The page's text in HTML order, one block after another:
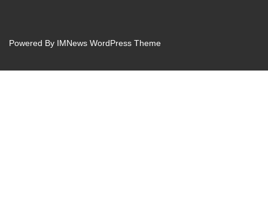
Powered By IMNews WordPress Theme